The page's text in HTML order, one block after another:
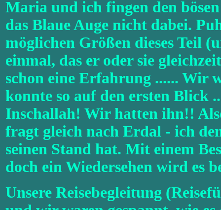
Maria und ich fingen den
das Blaue Auge nicht dabei.
möglichen Größen dieses Teil
einmal, das er oder sie
schon eine Erfahrung ...... Wir
konnte so auf den ersten Blick
Inschallah! Wir hatten ihn!!
fragt gleich nach Erdal - ich
seinen Stand hat. Mit einem
doch ein Wiedersehen wird es
Unsere Reisebegleitung